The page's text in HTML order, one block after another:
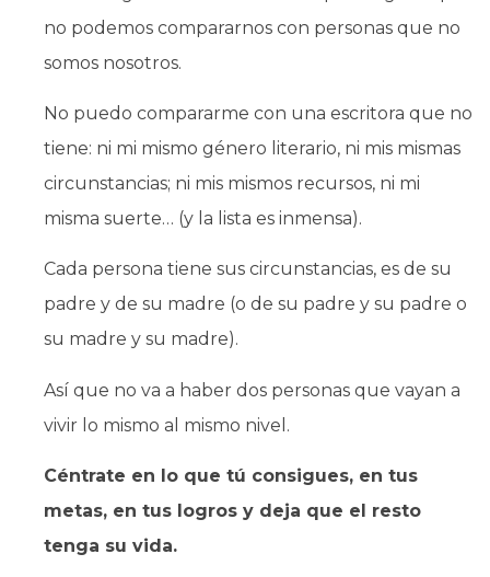
no podemos compararnos con personas que no
somos nosotros.
No puedo compararme con una escritora que no
tiene: ni mi mismo género literario, ni mis mismas
circunstancias; ni mis mismos recursos, ni mi
misma suerte… (y la lista es inmensa).
Cada persona tiene sus circunstancias, es de su
padre y de su madre (o de su padre y su padre o
su madre y su madre).
Así que no va a haber dos personas que vayan a
vivir lo mismo al mismo nivel.
Céntrate en lo que tú consigues, en tus
metas, en tus logros y deja que el resto
tenga su vida.